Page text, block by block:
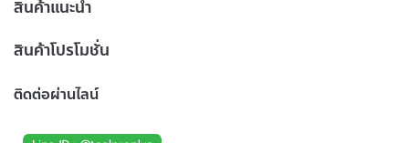
สินค้าแนะนำ
สินค้าโปรโมชั่น
ติดต่อผ่านไลน์